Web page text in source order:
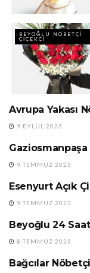
BEYOĞLU NÖBETÇI
ÇIÇEKÇI
24 SAAT AÇIK
Avrupa Yakası
9 EYLÜL 2023
24 SAAT AÇIK
9 TEMMUZ 2023
BAĞCILAR NÖBETÇI
Esenyurt Açık
9 TEMMUZ 2023
24 SAAT AÇIK ÇIÇEKÇI
Beyoğlu 24
8 TEMMUZ 2023
AÇIK ÇIÇEKÇI
Bağcılar